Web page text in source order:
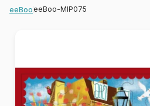
eeBoo eeBoo-MIP075